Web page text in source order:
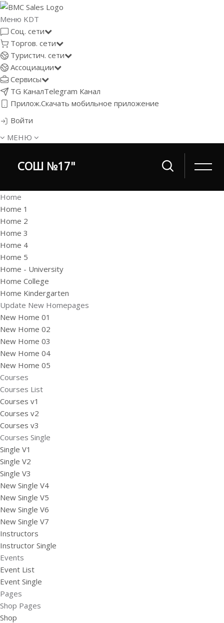
Меню KDT
Соц. сети
Торгов. сети
Туристич. сети
Ассоциации
Сервисы
TG КаналTelegram Канал
Прилож.Скачать мобильное приложение
Войти
МЕНЮ
СОШ №17"
Home
Home 1
Home 2
Home 3
Home 4
Home 5
Home - University
Home College
Home Kindergarten
Update New Homepages
New Home 01
New Home 02
New Home 03
New Home 04
New Home 05
Courses
Courses List
Courses v1
Courses v2
Courses v3
Courses Single
Single V1
Single V2
Single V3
New Single V4
New Single V5
New Single V6
New Single V7
Instructors
Instructor Single
Events
Event List
Event Single
Pages
Shop Pages
Shop